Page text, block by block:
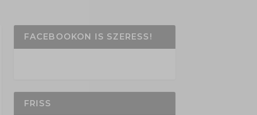
FACEBOOKON IS SZERESS!
FRISS